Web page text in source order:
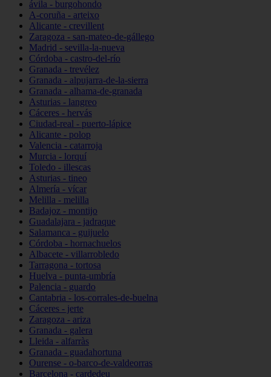
ávila - burgohondo
A-coruña - arteixo
Alicante - crevillent
Zaragoza - san-mateo-de-gállego
Madrid - sevilla-la-nueva
Córdoba - castro-del-río
Granada - trevélez
Granada - alpujarra-de-la-sierra
Granada - alhama-de-granada
Asturias - langreo
Cáceres - hervás
Ciudad-real - puerto-lápice
Alicante - polop
Valencia - catarroja
Murcia - lorquí
Toledo - illescas
Asturias - tineo
Almería - vícar
Melilla - melilla
Badajoz - montijo
Guadalajara - jadraque
Salamanca - guijuelo
Córdoba - hornachuelos
Albacete - villarrobledo
Tarragona - tortosa
Huelva - punta-umbría
Palencia - guardo
Cantabria - los-corrales-de-buelna
Cáceres - jerte
Zaragoza - ariza
Granada - galera
Lleida - alfarràs
Granada - guadahortuna
Ourense - o-barco-de-valdeorras
Barcelona - cardedeu